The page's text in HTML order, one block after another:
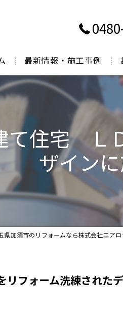
最新情報・施工事例
て住宅 Ｌ
ザイン
県加須市のリフォームなら株式会社エアロ
フォーム洗練された